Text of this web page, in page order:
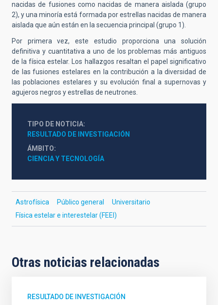
nacidas de fusiones como nacidas de manera aislada (grupo
2), y una minoría está formada por estrellas nacidas de manera
aislada que aún están en la secuencia principal (grupo 1).
Por primera vez, este estudio proporciona una solución
definitiva y cuantitativa a uno de los problemas más antiguos
de la física estelar. Los hallazgos resaltan el papel significativo
de las fusiones estelares en la contribución a la diversidad de
las poblaciones estelares y su evolución finala supernovas y
agujeros negros y estrellas de neutrones.
TIPO DE NOTICIA
RESULTADO DE INVESTIGACIÓN
ÁMBITO
CIENCIA Y TECNOLOGÍA
Astrofísica Público general
Universitario
Física estelar e interestelar (FEEI)
Otras noticias relacionadas
RESULTADO DE INVESTIGACIÓN